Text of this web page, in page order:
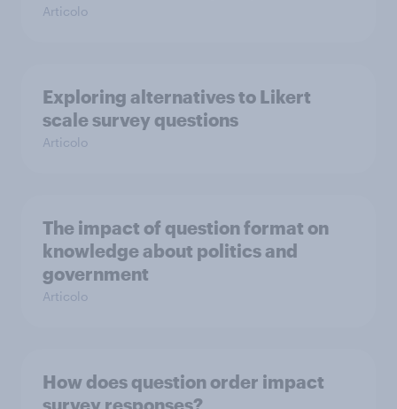
Articolo
Exploring alternatives to Likert
scale survey questions
Articolo
The impact of question format on
knowledge about politics and
government
Articolo
How does question order impact
survey responses?